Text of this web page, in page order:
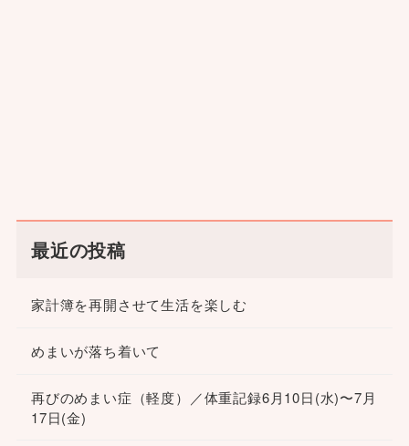
最近の投稿
家計簿を再開させて生活を楽しむ
めまいが落ち着いて
再びのめまい症（軽度）／体重記録6月10日(水)〜7月
17日(金)